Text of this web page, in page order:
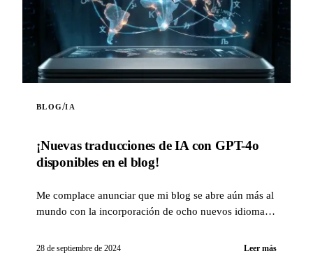
BLOG/IA
¡Nuevas traducciones de IA con GPT-4o
disponibles en el blog!
Me complace anunciar que mi blog se abre aún más al
mundo con la incorporación de ocho nuevos idiomas
28 de septiembre de 2024 Leer más